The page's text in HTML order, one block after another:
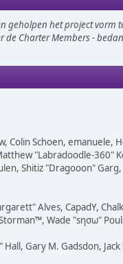
geholpen het project vorm
Charter Members -
Colin Schoen, emanuele,
"Labradoodle-360"
Shitiz "Dragooon"
Alves, CapadY,
Wade "sησω"
Gary M. Gadsdon,